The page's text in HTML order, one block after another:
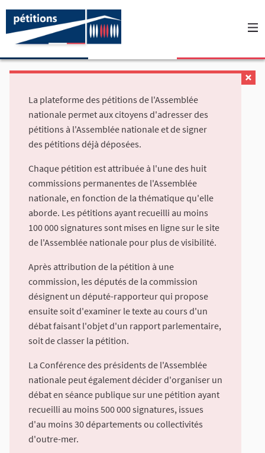
La plateforme des pétitions de l'Assemblée
nationale permet aux citoyens d'adresser des
pétitions à l'Assemblée nationale et de signer
des pétitions déjà déposées.
Chaque pétition est attribuée à l'une des huit
commissions permanentes de l'Assemblée
nationale, en fonction de la thématique qu'elle
aborde. Les pétitions ayant recueilli au moins
100 000 signatures sont mises en ligne sur le site
de l'Assemblée nationale pour plus de visibilité.
Après attribution de la pétition à une
commission, les députés de la commission
désignent un député-rapporteur qui propose
ensuite soit d'examiner le texte au cours d'un
débat faisant l'objet d'un rapport parlementaire,
soit de classer la pétition.
La Conférence des présidents de l'Assemblée
nationale peut également décider d'organiser un
débat en séance publique sur une pétition ayant
recueilli au moins 500 000 signatures, issues
d'au moins 30 départements ou collectivités
d'outre-mer.